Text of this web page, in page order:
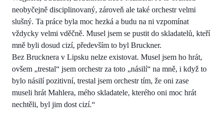
neobyčejně disciplinovaný, zároveň ale také orchestr velmi
slušný. Ta práce byla moc hezká a budu na ni vzpomínat
vždycky velmi vděčně. Musel jsem se pustit do skladatelů, kteří
mně byli dosud cizí, především to byl Bruckner.
Bez Brucknera v Lipsku nelze existovat. Musel jsem ho hrát,
ovšem „trestal“ jsem orchestr za toto „násilí“ na mně, i když to
bylo násilí pozitivní, trestal jsem orchestr tím, že oni zase
museli hrát Mahlera, mého skladatele, kterého oni moc hrát
nechtěli, byl jim dost cizí.“